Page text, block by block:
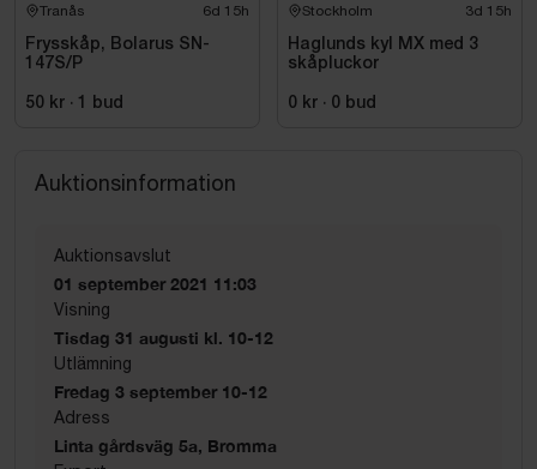
Tranås 6d 15h
Frysskåp, Bolarus SN-
147S/P
50 kr · 1 bud
Stockholm 3d 15h
Haglunds kyl MX med 3
skåpluckor
0 kr · 0 bud
Auktionsinformation
Auktionsavslut
01 september 2021 11:03
Visning
Tisdag 31 augusti kl. 10-12
Utlämning
Fredag 3 september 10-12
Adress
Linta gårdsväg 5a, Bromma